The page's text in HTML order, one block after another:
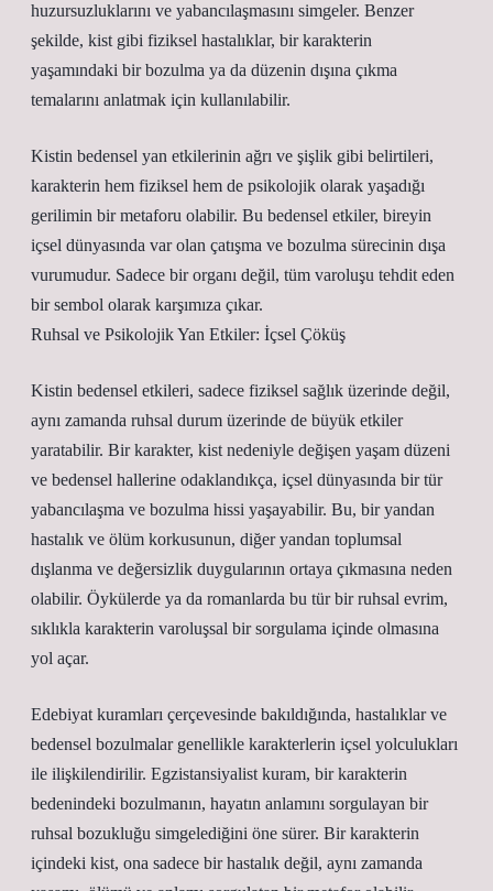
huzursuzluklarını ve yabancılaşmasını simgeler. Benzer
şekilde, kist gibi fiziksel hastalıklar, bir karakterin
yaşamındaki bir bozulma ya da düzenin dışına çıkma
temalarını anlatmak için kullanılabilir.
Kistin bedensel yan etkilerinin ağrı ve şişlik gibi belirtileri,
karakterin hem fiziksel hem de psikolojik olarak yaşadığı
gerilimin bir metaforu olabilir. Bu bedensel etkiler, bireyin
içsel dünyasında var olan çatışma ve bozulma sürecinin dışa
vurumudur. Sadece bir organı değil, tüm varoluşu tehdit eden
bir sembol olarak karşımıza çıkar.
Ruhsal ve Psikolojik Yan Etkiler: İçsel Çöküş
Kistin bedensel etkileri, sadece fiziksel sağlık üzerinde değil,
aynı zamanda ruhsal durum üzerinde de büyük etkiler
yaratabilir. Bir karakter, kist nedeniyle değişen yaşam düzeni
ve bedensel hallerine odaklandıkça, içsel dünyasında bir tür
yabancılaşma ve bozulma hissi yaşayabilir. Bu, bir yandan
hastalık ve ölüm korkusunun, diğer yandan toplumsal
dışlanma ve değersizlik duygularının ortaya çıkmasına neden
olabilir. Öykülerde ya da romanlarda bu tür bir ruhsal evrim,
sıklıkla karakterin varoluşsal bir sorgulama içinde olmasına
yol açar.
Edebiyat kuramları çerçevesinde bakıldığında, hastalıklar ve
bedensel bozulmalar genellikle karakterlerin içsel yolculukları
ile ilişkilendirilir. Egzistansiyalist kuram, bir karakterin
bedenindeki bozulmanın, hayatın anlamını sorgulayan bir
ruhsal bozukluğu simgelediğini öne sürer. Bir karakterin
içindeki kist, ona sadece bir hastalık değil, aynı zamanda